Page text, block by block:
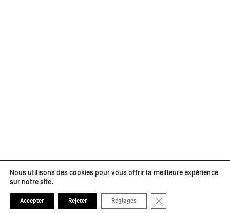
Nous utilisons des cookies pour vous offrir la meilleure expérience
sur notre site.
Accepter Rejeter Réglages Fermer la bannière